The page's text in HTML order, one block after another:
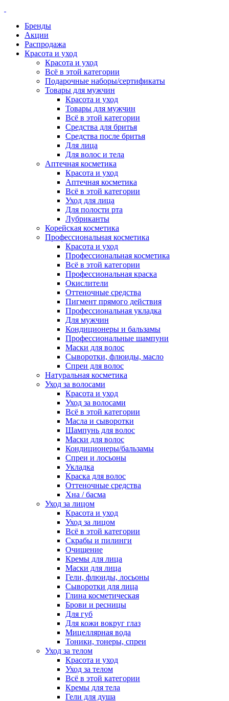
Бренды
Акции
Распродажа
Красота и уход
Красота и уход
Всё в этой категории
Подарочные наборы/сертификаты
Товары для мужчин
Красота и уход
Товары для мужчин
Всё в этой категории
Средства для бритья
Средства после бритья
Для лица
Для волос и тела
Аптечная косметика
Красота и уход
Аптечная косметика
Всё в этой категории
Уход для лица
Для полости рта
Лубриканты
Корейская косметика
Профессиональная косметика
Красота и уход
Профессиональная косметика
Всё в этой категории
Профессиональная краска
Окислители
Оттеночные средства
Пигмент прямого действия
Профессиональная укладка
Для мужчин
Кондиционеры и бальзамы
Профессиональные шампуни
Маски для волос
Сыворотки, флюиды, масло
Спреи для волос
Натуральная косметика
Уход за волосами
Красота и уход
Уход за волосами
Всё в этой категории
Масла и сыворотки
Шампунь для волос
Маски для волос
Кондиционеры/бальзамы
Спреи и лосьоны
Укладка
Краска для волос
Оттеночные средства
Хна / басма
Уход за лицом
Красота и уход
Уход за лицом
Всё в этой категории
Скрабы и пилинги
Очищение
Кремы для лица
Маски для лица
Гели, флюиды, лосьоны
Сыворотки для лица
Глина косметическая
Брови и ресницы
Для губ
Для кожи вокруг глаз
Мицеллярная вода
Тоники, тонеры, спреи
Уход за телом
Красота и уход
Уход за телом
Всё в этой категории
Кремы для тела
Гели для душа